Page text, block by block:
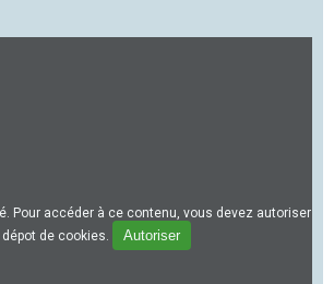
Pour accéder à ce contenu, vous devez autoriser
dépot de cookies.
Autoriser